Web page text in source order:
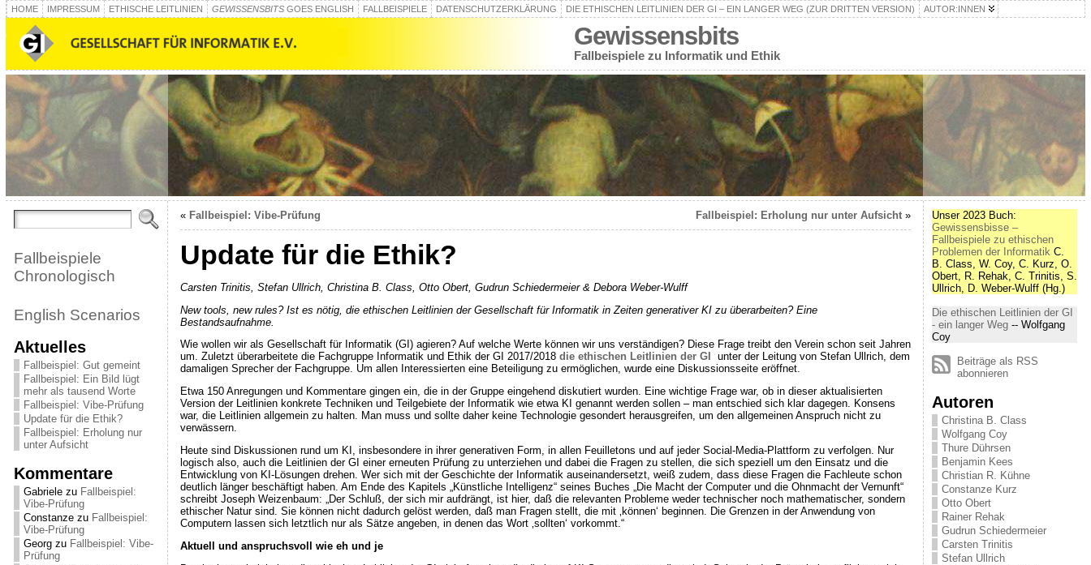
HOME IMPRESSUM ETHISCHE LEITLINIEN GEWISSENSBITSGOES ENGLISH FALLBEISPIELE DATENSCHUTZERKLÄRUNG DIE ETHISCHEN LEITLINIEN DER GI – EIN LANGER WEG (ZUR DRITTEN VERSION) AUTOR:INNEN
Gewissensbits
Fallbeispiele zu Informatik und Ethik
Fallbeispiele
Chronologisch
English Scenarios
Aktuelles
Fallbeispiel: Gut gemeint
Fallbeispiel: Ein Bild lügt
mehr als tausend Worte
Fallbeispiel: Vibe-Prüfung
Update für die Ethik?
Fallbeispiel: Erholung nur
unter Aufsicht
Kommentare
Gabrielezu Fallbeispiel:
Vibe-Prüfung
Constanzezu Fallbeispiel:
Vibe-Prüfung
Georgzu Fallbeispiel: Vibe-
Prüfung
« Fallbeispiel: Vibe-Prüfung Fallbeispiel: Erholung nur unter Aufsicht»
Update für die Ethik?
Carsten Trinitis, Stefan Ullrich, Christina B. Class, Otto Obert, Gudrun Schiedermeier & Debora Weber-Wulff
New tools, new rules? Ist es nötig, die ethischen Leitlinien der Gesellschaft für Informatik in ­Zeiten generativer KI zu überarbeiten? Eine
Bestandsaufnahme.
Wie wollen wir als Gesellschaft für Informatik (GI) agieren? Auf welche Werte können wir uns verständigen? Diese Frage treibt den Verein schon seit Jahren
um. Zuletzt überarbeitete die Fachgruppe Informatik und Ethik der GI 2017/2018 die ethischen Leitlinien der GI
unter der Leitung von Stefan Ullrich, dem
damaligen Sprecher der Fachgruppe. Um allen Interessierten eine Beteiligung zu ermöglichen, wurde eine Diskussionsseite eröffnet.
Etwa 150 Anregungen und Kommentare gingen ein, die in der Gruppe eingehend diskutiert wurden. Eine wichtige Frage war, ob in dieser aktualisierten
Version der Leitlinien konkrete Techniken und Teilgebiete der Informatik wie etwa KI genannt werden sollen – man entschied sich klar dagegen. Konsens
war, die Leitlinien allgemein zu halten. Man muss und sollte daher keine Technologie gesondert herausgreifen, um den allgemeinen Anspruch nicht zu
verwässern.
Heute sind Diskussionen rund um KI, insbesondere in ihrer generativen Form, in allen Feuilletons und auf jeder Social-Media-Plattform zu verfolgen. Nur
logisch also, auch die Leitlinien der GI einer erneuten Prüfung zu unterziehen und dabei die Fragen zu stellen, die sich speziell um den Einsatz und die
Entwicklung von KI-Lösungen drehen. Wer sich mit der Geschichte der Informatik auseinandersetzt, weiß zudem, dass diese Fragen die Fachleute schon
deutlich länger beschäftigt haben. Am Ende des Kapitels „Künstliche Intelligenz“ seines Buches „Die Macht der Computer und die Ohnmacht der Vernunft“
schreibt Joseph Weizenbaum: „Der Schluß, der sich mir aufdrängt, ist hier, daß die relevanten Probleme weder technischer noch mathematischer, sondern
ethischer Natur sind. Sie können nicht dadurch gelöst werden, daß man Fragen stellt, die mit ‚können‘ beginnen. Die Grenzen in der Anwendung von
Computern lassen sich letztlich nur als Sätze angeben, in denen das Wort ‚sollten‘ vorkommt.“
Aktuell und anspruchsvoll wie eh und je
Unser 2023 Buch:
Gewissensbisse –
Fallbeispiele zu ethischen
Problemen der InformatikC.
B. Class, W. Coy, C. Kurz, O.
Obert, R. Rehak, C. Trinitis, S.
Ullrich, D. Weber-Wulff (Hg.)
Die ethischen Leitlinien der GI
- ein langer Weg-- Wolfgang
Coy
Beiträge als RSS
abonnieren
Autoren
Christina B. Class
Wolfgang Coy
Thure Dührsen
Benjamin Kees
Christian R. Kühne
Constanze Kurz
Otto Obert
Rainer Rehak
Gudrun Schiedermeier
Carsten Trinitis
Stefan Ullrich